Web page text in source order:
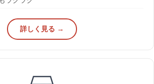
詳しく見る →